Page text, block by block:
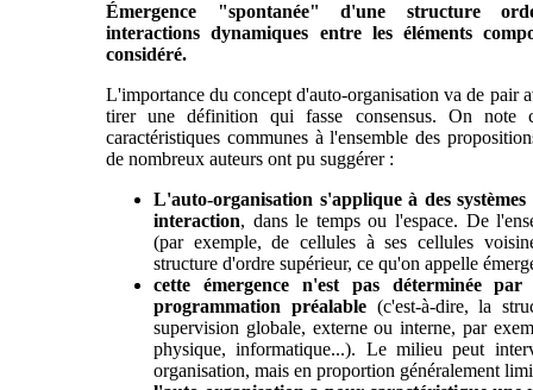
Émergence "spontanée" d'une structure
interactions dynamiques entre les éléments
considéré.
L'importance du concept d'auto-organisation va de pair
tirer une définition qui fasse consensus. On note
caractéristiques communes à l'ensemble des
de nombreux auteurs ont pu suggérer :
L'auto-organisation s'applique à des
interaction, dans le temps ou l'espace. De
(par exemple, de cellules à ses cellules
structure d'ordre supérieur, ce qu'on appelle
cette émergence n'est pas déterminée
programmation préalable(c'est-à-dire, la
supervision globale, externe ou interne, par
physique, informatique...). Le milieu peut
organisation, mais en proportion généralement